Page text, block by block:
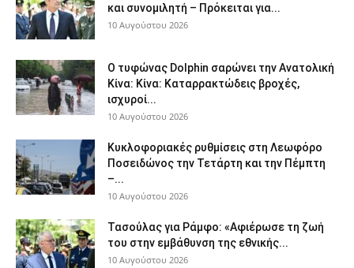
και συνομιλητή – Πρόκειται για...
10 Αυγούστου 2026
Ο τυφώνας Dolphin σαρώνει την Ανατολική
Κίνα: Κίνα: Καταρρακτώδεις βροχές,
ισχυροί...
10 Αυγούστου 2026
Κυκλοφοριακές ρυθμίσεις στη Λεωφόρο
Ποσειδώνος την Τετάρτη και την Πέμπτη
–...
10 Αυγούστου 2026
Τασούλας για Ράμφο: «Αφιέρωσε τη ζωή
του στην εμβάθυνση της εθνικής...
10 Αυγούστου 2026